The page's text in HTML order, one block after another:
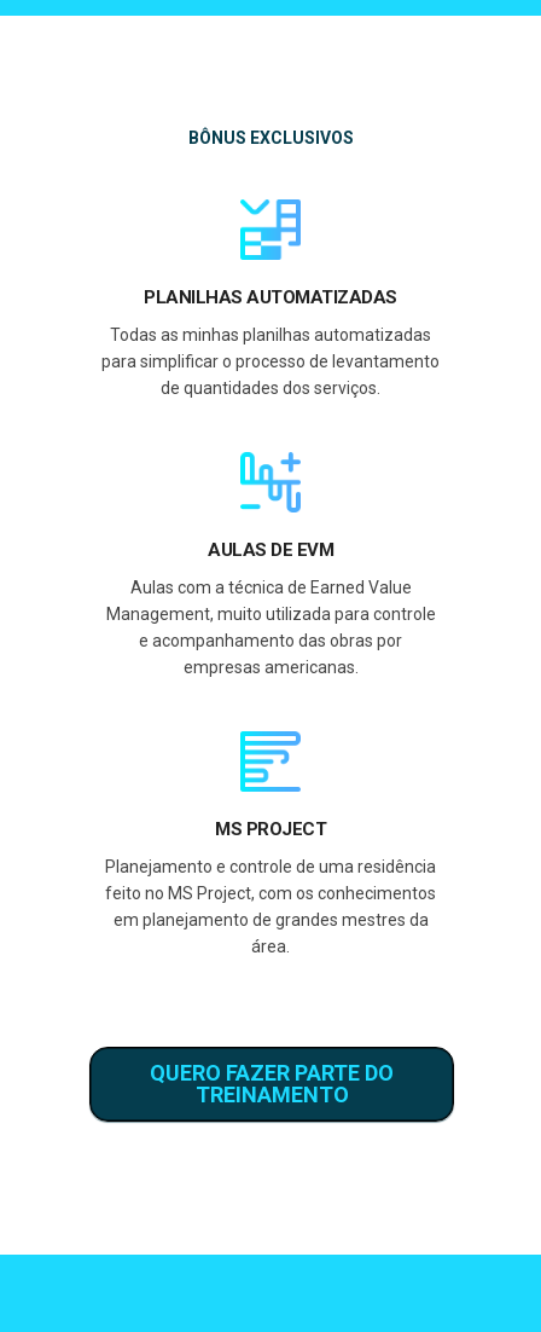
BÔNUS EXCLUSIVOS
PLANILHAS AUTOMATIZADAS
Todas as minhas planilhas automatizadas
para simplificar o processo de levantamento
de quantidades dos serviços.
AULAS DE EVM
Aulas com a técnica de Earned Value
Management, muito utilizada para controle
e acompanhamento das obras por
empresas americanas.
MS PROJECT
Planejamento e controle de uma residência
feito no MS Project, com os conhecimentos
em planejamento de grandes mestres da
área.
QUERO FAZER PARTE DO
TREINAMENTO